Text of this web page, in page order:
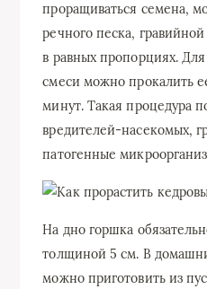
проращиваться семена,
речного песка,
в равных пропорциях.
смеси можно прокалить
минут. Такая процедура
вредителей-насекомых,
патогенные
На дно горшка
толщиной 5 см. В
можно приготовить из